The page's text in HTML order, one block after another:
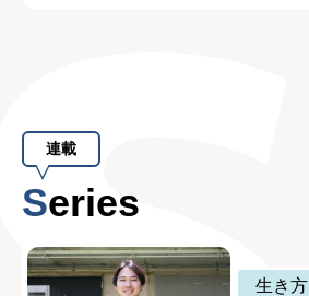
連載
Series
生き方